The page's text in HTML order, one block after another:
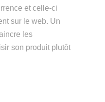
et celle-ci
sur le web. Un
les
son produit plutôt